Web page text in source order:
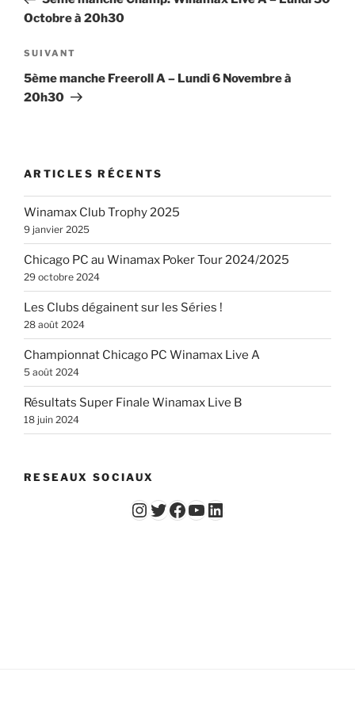
l’article
Octobre à 20h30
Article
suivant
SUIVANT
5ème manche Freeroll A – Lundi 6 Novembre à
20h30
ARTICLES RÉCENTS
Winamax Club Trophy 2025
9 janvier 2025
Chicago PC au Winamax Poker Tour 2024/2025
29 octobre 2024
Les Clubs dégainent sur les Séries !
28 août 2024
Championnat Chicago PC Winamax Live A
5 août 2024
Résultats Super Finale Winamax Live B
18 juin 2024
RESEAUX SOCIAUX
Instagram
Twitter
Facebook
YouTube - Vidéos du Chicago Poker ClubLinkedIn